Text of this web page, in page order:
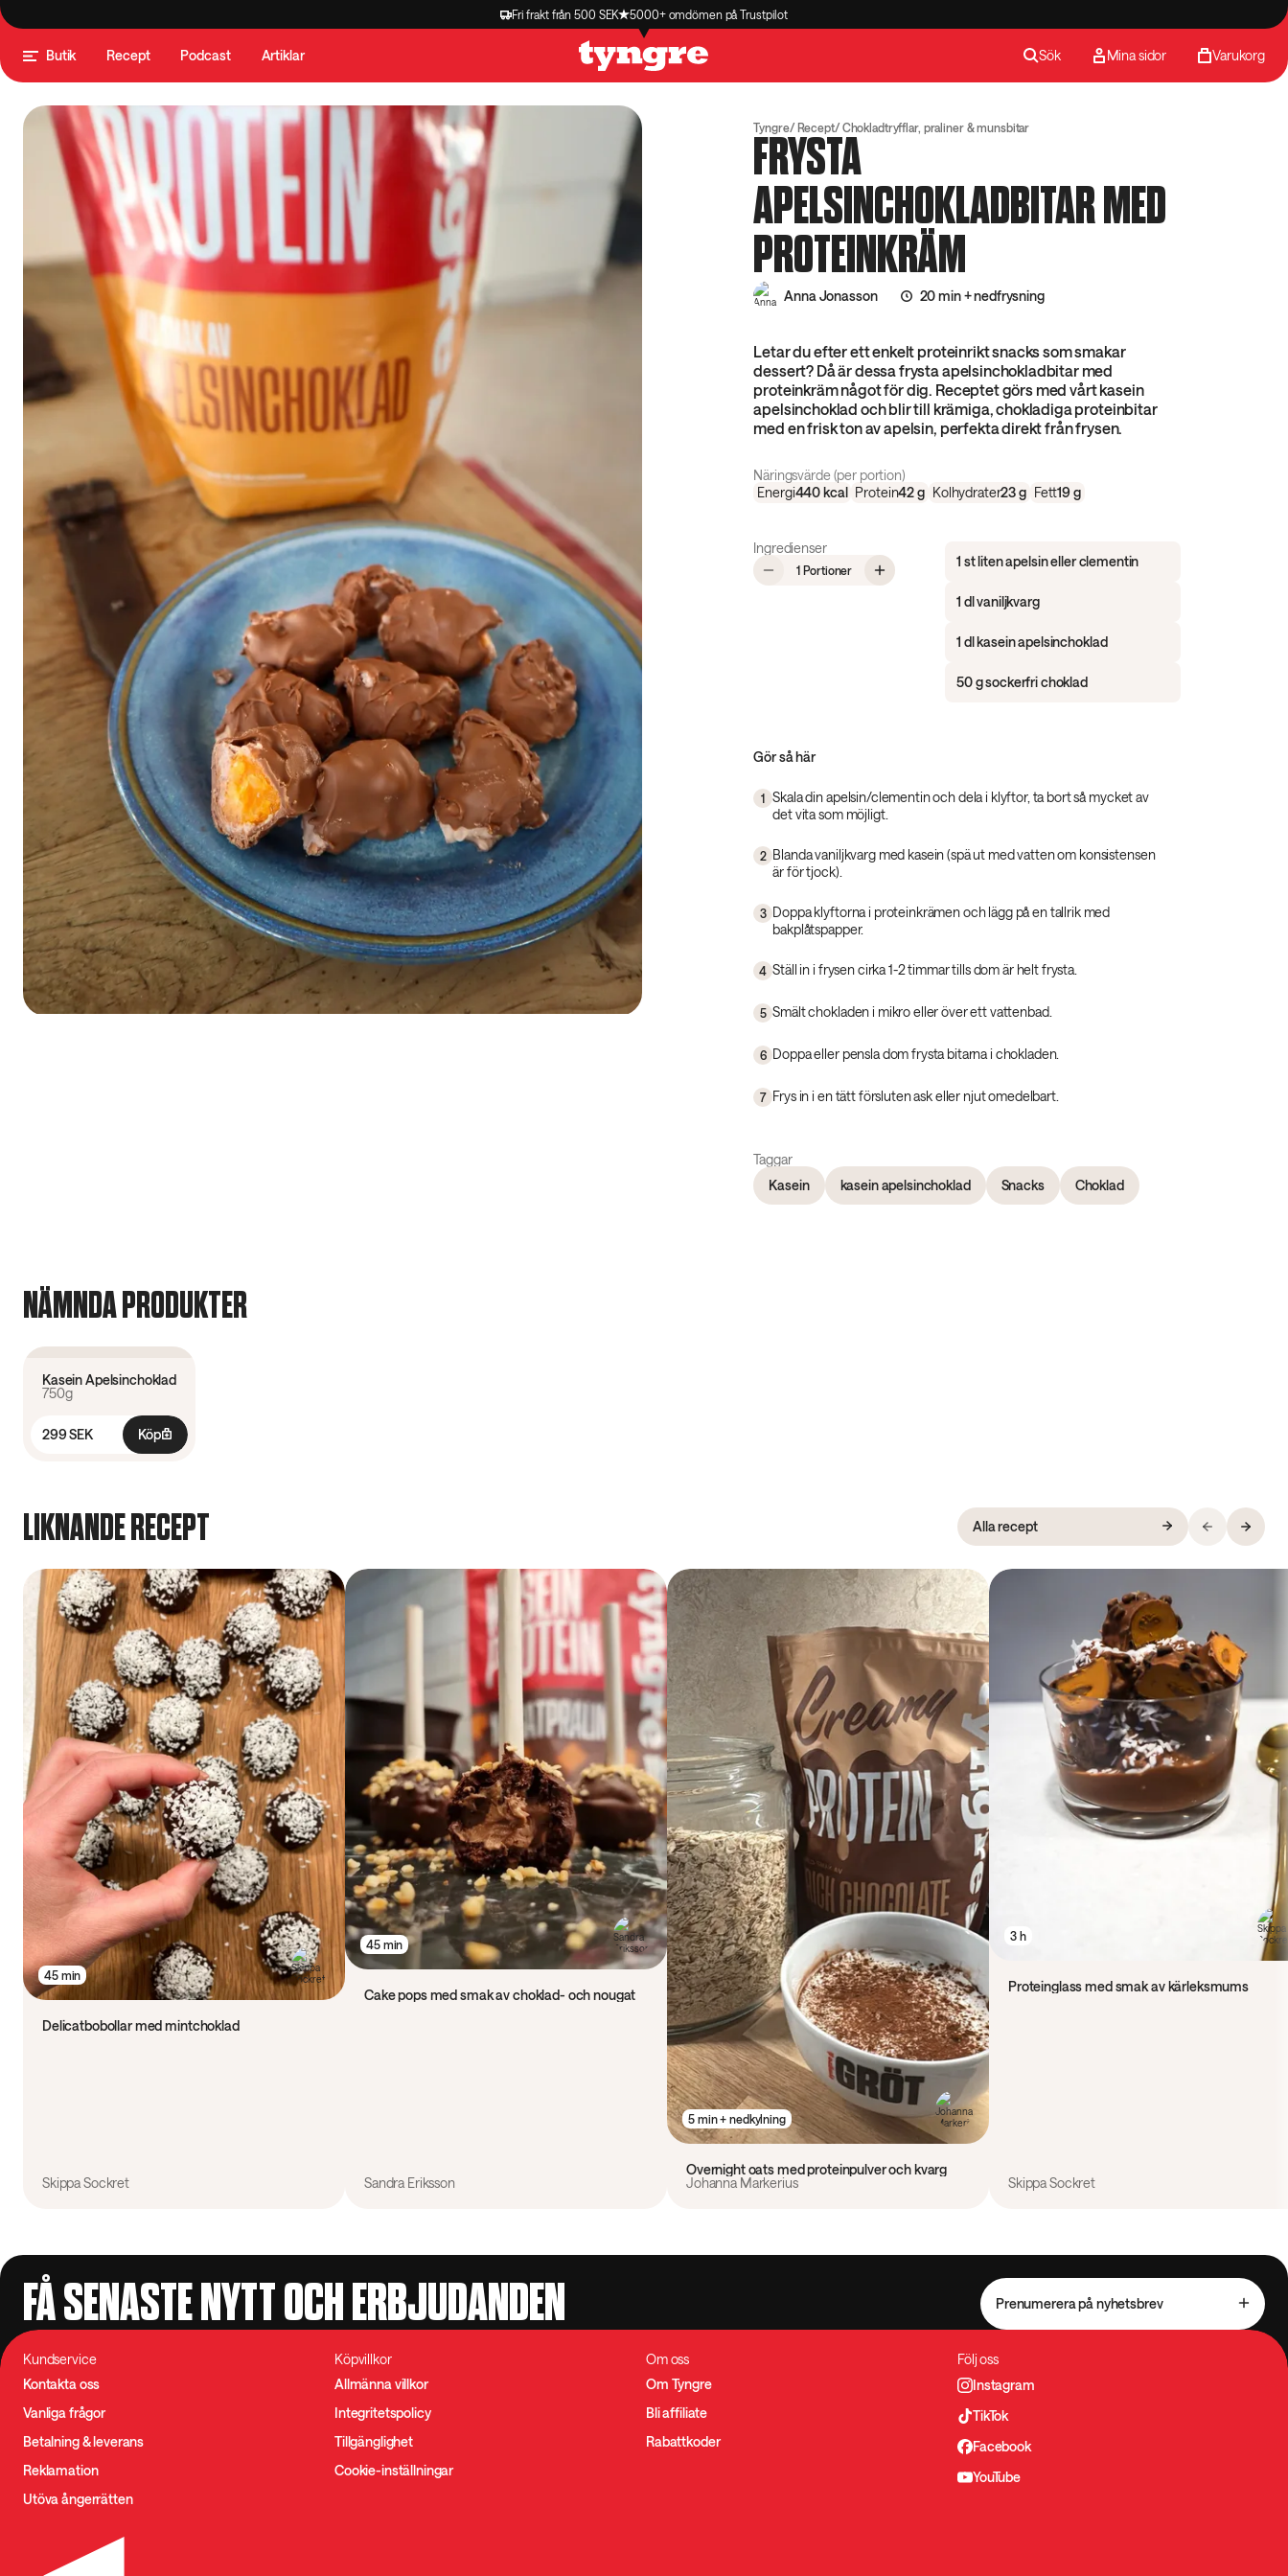
Fri frakt från 500 SEK 5000+ omdömen på Trustpilot
Butik Recept Podcast Artiklar Sök Mina sidor Varukorg
Tyngre Recept Chokladtryfflar, praliner & munsbitar
FRYSTA
APELSINCHOKLADBITAR MED
PROTEINKRÄM
Anna Jonasson 20 min + nedfrysning
Letar du efter ett enkelt proteinrikt snacks som smakar
dessert? Då är dessa frysta apelsinchokladbitar med
proteinkräm något för dig. Receptet görs med vårt kasein
apelsinchoklad och blir till krämiga, chokladiga proteinbitar
med en frisk ton av apelsin, perfekta direkt från frysen.
Näringsvärde (per portion)
Energi440kcal Protein42g Kolhydrater23g Fett19 g
Ingredienser
1 Portioner, Frysta apelsinchokladbitar med proteinkräm
1 st liten apelsin eller clementin
1 dl vaniljkvarg
1 dl kasein apelsinchoklad
50 g sockerfri choklad
Gör så här
1
Skala din apelsin/clementin och dela i klyftor, ta bort så mycket av
det vita som möjligt.
2 Blanda vaniljkvarg med kasein (spä ut med vatten om konsistensen
är för tjock).
3 Doppa klyftorna i proteinkrämen och lägg på en tallrik med
bakplåtspapper.
4 Ställ in i frysen cirka 1-2 timmar tills dom är helt frysta.
5 Smält chokladen i mikro eller över ett vattenbad.
6 Doppa eller pensla dom frysta bitarna i chokladen.
7 Frys in i en tätt försluten ask eller njut omedelbart.
Taggar
Kasein
kasein apelsinchoklad Snacks Choklad
NÄMNDA PRODUKTER
Kasein Apelsinchoklad
750g
299 SEK Köp
LIKNANDE RECEPT Alla recept
45 min
Delicatbobollar med mintchoklad
Skippa Sockret
45 min
Cake pops med smak av choklad- och nougat
Sandra Eriksson
5 min + nedkylning
Overnight oats med proteinpulver och kvarg
Johanna Markerius
3 h
Proteinglass med smak av kärleksmums
Skippa Sockret
FÅ SENASTE NYTT OCH ERBJUDANDEN Prenumerera på nyhetsbrev
Kundservice
Kontakta oss
Vanliga frågor
Betalning & leverans
Reklamation
Utöva ångerrätten
Köpvillkor
Allmänna villkor
Integritetspolicy
Tillgänglighet
Cookie-inställningar
Om oss
Om Tyngre
Bli affiliate
Rabattkoder
Följ oss
Instagram
TikTok
Facebook
YouTube